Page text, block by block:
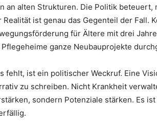
an alten Strukturen. Die Politik beteuert,
Realität ist genau das Gegenteil der Fall.
für Ältere mit drei
ganze Neubauprojekte
fehlt, ist ein politischer Weckruf. Eine
zu schreiben. Nicht Krankheit
sondern Potenziale stärken. Es